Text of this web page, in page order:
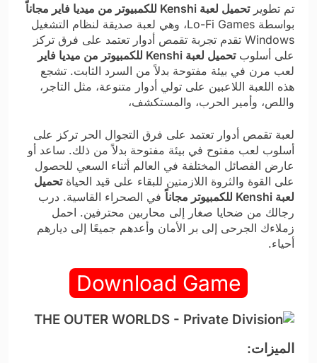
تم تطويرتحميل لعبة Kenshi للكمبيوتر من ميديا فاير مجاناً
بواسطة Lo-Fi Games، وهي لعبة صديقة لنظام التشغيل
Windows تقدم تجربة تقمص أدوار تعتمد على فرق تركز
على أسلوبتحميل لعبة Kenshi للكمبيوتر من ميديا فاير
لعب مرن في بيئة مفتوحة بدلاً من السرد الثابت. تشجع
هذه اللعبة اللاعبين على تولي أدوار متنوعة، مثل التاجر،
واللص، وأمير الحرب، والمستكشف،
لعبة تقمص أدوار تعتمد على فرق التجوال الحر تركز على
أسلوب لعب مفتوح في بيئة مفتوحة بدلاً من ذلك. ساعد أو
عارض الفصائل المختلفة في العالم أثناء السعي للحصول
على القوة والثروة اللازمتين للبقاء على قيد الحياةتحميل
لعبة Kenshi للكمبيوتر مجاناً
في الصحراء القاسية. درب
رجالك من ضحايا صغار إلى محاربين محترفين. احمل
زملاءك الجرحى إلى بر الأمان وأعدهم جميعًا إلى ديارهم
أحياء.
Download Game
الميزات: